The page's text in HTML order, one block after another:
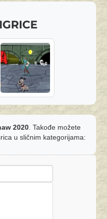
2020 . Takođe možete
u sličnim kategorijama: